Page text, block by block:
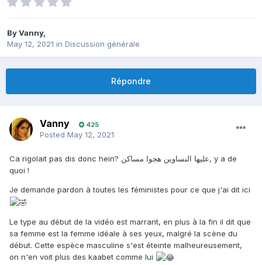
ByVanny,
May 12, 2021 in Discussion générale
Répondre
Vanny 425
Posted May 12, 2021
Ca rigolait pas dis donc hein? عليها النساوين هجوا مساكن, y a de
quoi !
Je demande pardon à toutes les féministes pour ce que j'ai dit ici
Le type au début de la vidéo est marrant, en plus à la fin il dit que
sa femme est la femme idéale à ses yeux, malgré la scène du
début. Cette espèce masculine s'est éteinte malheureusement,
on n'en voit plus des kaabet comme lui